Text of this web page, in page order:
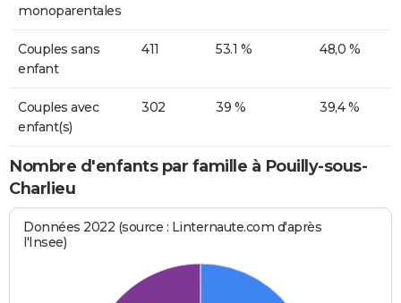
monoparentales
Couples sans
enfant
411 53.1 % 48,0 %
Couples avec
enfant(s)
302 39 % 39,4 %
Nombre d'enfants par famille à Pouilly-sous-
Charlieu
Données 2022 (source : Linternaute.com d'après
l'Insee)